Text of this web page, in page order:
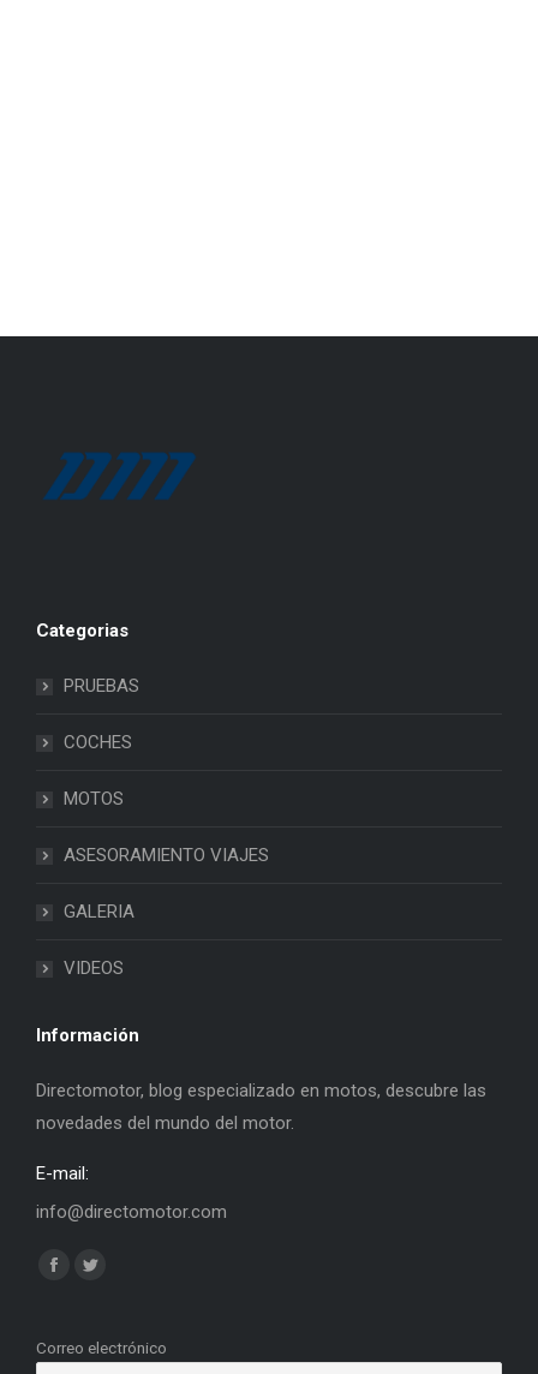
Categorias
PRUEBAS
COCHES
MOTOS
ASESORAMIENTO VIAJES
GALERIA
VIDEOS
Información
Directomotor, blog especializado en motos, descubre las
novedades del mundo del motor.
E-mail:
info@directomotor.com
Find us on:
Facebook
opens
Twitter
opens
Correo electrónico